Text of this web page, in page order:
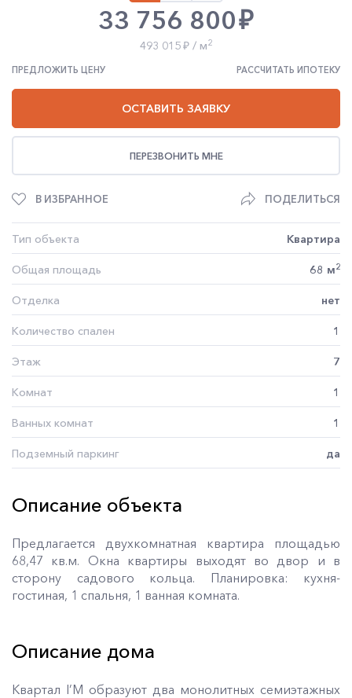
33 756 800
493 015 / м2
ПРЕДЛОЖИТЬ ЦЕНУ РАССЧИТАТЬ ИПОТЕКУ
ОСТАВИТЬ ЗАЯВКУ
ПЕРЕЗВОНИТЬ МНЕ
В ИЗБРАННОЕ ПОДЕЛИТЬСЯ
Тип объекта Квартира
Общая площадь 68 м2
Отделка нет
Количество спален 1
Этаж 7
Комнат 1
Ванных комнат 1
Подземный паркинг да
Описание объекта
Предлагается двухкомнатная квартира площадью
68,47 кв.м. Окна квартиры выходят во двор и в
сторону садового кольца. Планировка: кухня-
гостиная, 1 спальня, 1 ванная комната.
Описание дома
Квартал I’M образуют два монолитных семиэтажных